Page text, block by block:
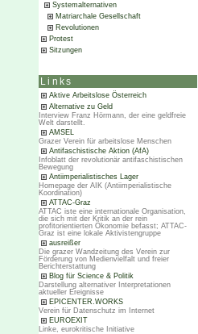
Systemalternativen
Matriarchale Gesellschaft
Revolutionen
Protest
Sitzungen
Links
Aktive Arbeitslose Österreich
Alternative zu Geld
Interview Franz Hörmann, der eine geldfreie
Welt darstellt.
AMSEL
Grazer Verein für arbeitslose Menschen
Antifaschistische Aktion (AfA)
Infoblatt der revolutionär antifaschistischen
Bewegung
Antiimperialistisches Lager
Homepage der AIK (Antiimperialistische
Koordination)
ATTAC-Graz
ATTAC iste eine internationale Organisation,
die sich mit der Kritik an der rein
profitorientierten Ökonomie befasst; ATTAC-
Graz ist eine lokale Aktivistengruppe
ausreißer
Die grazer Wandzeitung des Verein zur
Förderung von Medienvielfalt und freier
Berichterstattung
Blog für Science & Politik
Darstellung alternativer Interpretationen
aktueller Ereignisse
EPICENTER.WORKS
Verein für Datenschutz im Internet
EUROEXIT
Linke, eurokritische Initiative